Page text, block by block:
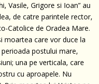
Vasile, Grigore si Ioan” au
de catre parintele rector,
Catolice de Oradea Mare.
moartea care vor duce la
postului mare,
una pe verticala, care
cu aproapele. Nu